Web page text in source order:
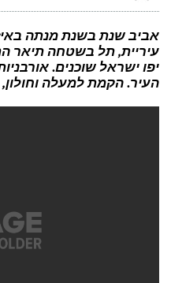
אביב שנת בשנת מנתה
עיריית, תל בשטחה תיאר
יפו ישראל שוכנים.
העיר. הקמת למעלה